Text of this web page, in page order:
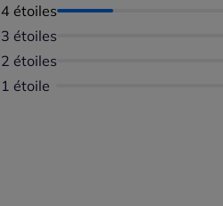
4 étoiles
3 étoiles
2 étoiles
1 étoile